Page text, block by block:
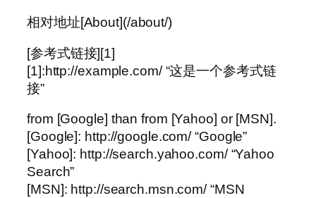
相对地址[About](/about/)
[参考式链接][1]
[1]:http://example.com/ “这是一个参考式链
接”
from [Google] than from [Yahoo] or [MSN].
[Google]: http://google.com/ “Google”
[Yahoo]: http://search.yahoo.com/ “Yahoo
Search”
[MSN]: http://search.msn.com/ “MSN